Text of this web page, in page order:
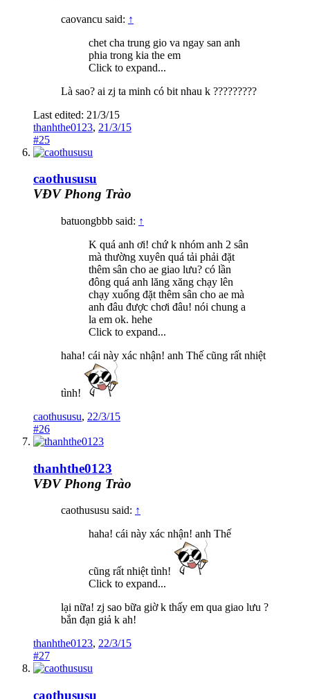
caovancu said: ↑
chet cha trung gio va ngay san anh
phia trong kia the em
Click to expand...
Là sao? ai zj ta minh có bit nhau k ?????????
Last edited: 21/3/15
thanhthe0123, 21/3/15
#25
caothususu
VĐV Phong Trào
batuongbbb said: ↑
K quá anh ơi! chứ k nhóm anh 2 sân
mà thường xuyên quá tải phải đặt
thêm sân cho ae giao lưu? có lần
đông quá anh lăng xăng chạy lên
chạy xuống đặt thêm sân cho ae mà
anh đâu được chơi đâu! nói chung a
la em ok. hehe
Click to expand...
haha! cái này xác nhận! anh Thế cũng rất nhiệt
tình!
caothususu, 22/3/15
#26
thanhthe0123
VĐV Phong Trào
caothususu said: ↑
haha! cái này xác nhận! anh Thế
cũng rất nhiệt tình!
Click to expand...
lại nữa! zj sao bữa giờ k thấy em qua giao lưu ?
bắn đạn giả k ah!
thanhthe0123, 22/3/15
#27
caothususu